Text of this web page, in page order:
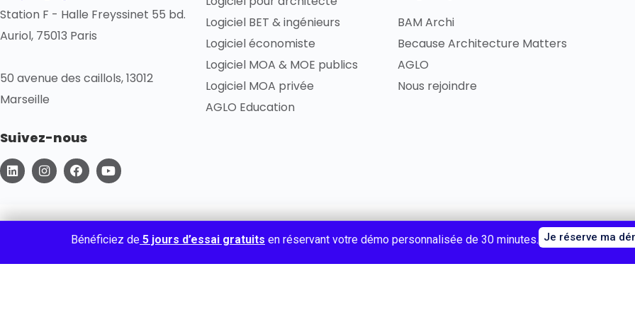
Station F - Halle Freyssinet 55 bd.
Auriol, 75013 Paris
50 avenue des caillols, 13012
Marseille
Suivez-nous
L
i
n
e
d
I
n
s
a
g
F
a
c
b
o
o
k
Y
o
u
u
b
e
Logiciel BET & ingénieurs
Logiciel économiste
Logiciel MOA & MOE publics
Logiciel MOA privée
AGLO Education
BAM Archi
Because Architecture Matters
AGLO
Nous rejoindre
Politique de confidentialité Gestion des cookies Conditions générales Copyright 2024 © BAM - Because
Bénéficiez de 5 jours d’essai gratuits en réservant votre démo personnalisée de 30 minutes. Je réserve ma